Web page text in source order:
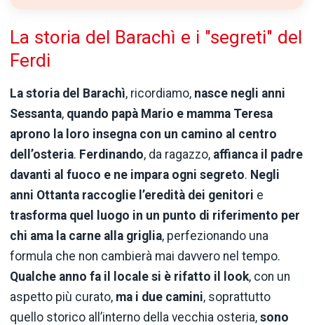
La storia del Barachì e i "segreti" del
Ferdi
La storia del Barachì, ricordiamo, nasce negli anni
Sessanta, quando papà Mario e mamma Teresa
aprono la loro insegna con un camino al centro
dell’osteria. Ferdinando, da ragazzo, affianca il padre
davanti al fuoco e ne impara ogni segreto. Negli
anni Ottanta raccoglie l’eredità dei genitori e
trasforma quel luogo in un punto di riferimento per
chi ama la carne alla griglia, perfezionando una
formula che non cambierà mai davvero nel tempo.
Qualche anno fa il locale si è rifatto il look, con un
aspetto più curato, ma i due camini, soprattutto
quello storico all’interno della vecchia osteria, sono